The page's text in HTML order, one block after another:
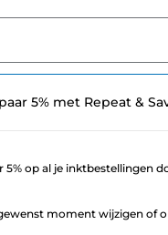
5% met Repeat &
5% op al je inktbestellingen
moment wijzigen of